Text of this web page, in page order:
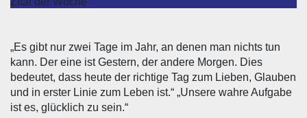
„Es gibt nur zwei Tage im Jahr, an denen man nichts tun
kann. Der eine ist Gestern, der andere Morgen. Dies
bedeutet, dass heute der richtige Tag zum Lieben, Glauben
und in erster Linie zum Leben ist.“ „Unsere wahre Aufgabe
ist es, glücklich zu sein.“